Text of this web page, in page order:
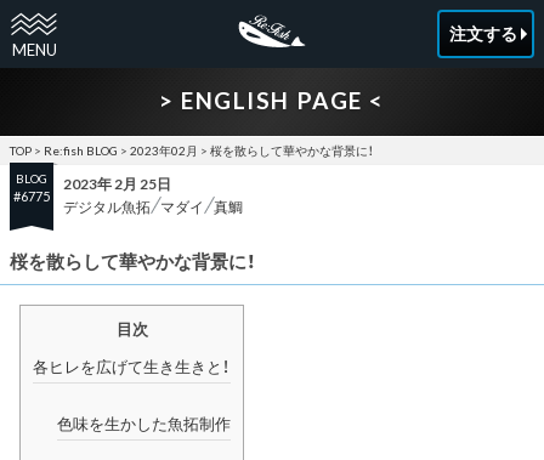
注文する
> ENGLISH PAGE <
TOP > Re:fish BLOG > 2023年02月 > 桜を散らして華やかな背景に！
BLOG
#6775
2023年 2月 25日
デジタル魚拓 マダイ 真鯛
桜を散らして華やかな背景に！
目次
各ヒレを広げて生き生きと！
色味を生かした魚拓制作